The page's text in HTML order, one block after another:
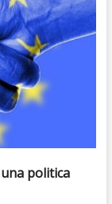
politica